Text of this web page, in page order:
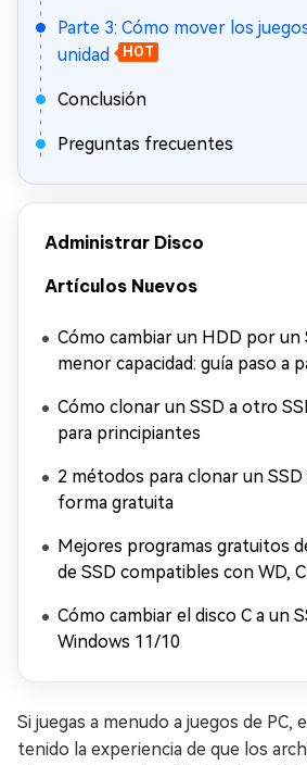
Parte 3: Cómo mover los
unidad
HOT
Conclusión
Preguntas frecuentes
Administrar Disco
Artículos Nuevos
Cómo cambiar un HDD por un
menor capacidad: guía paso a
Cómo clonar un SSD a otro
para principiantes
2 métodos para clonar un SSD
forma gratuita
Mejores programas gratuitos
de SSD compatibles con WD,
Cómo cambiar el disco C a un
Windows 11/10
Si juegas a menudo a juegos de PC,
tenido la experiencia de que los